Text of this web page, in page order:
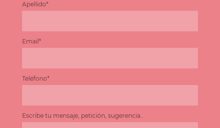
Apellido*
Email*
Teléfono*
Escribe tu mensaje, petición, sugerencia...